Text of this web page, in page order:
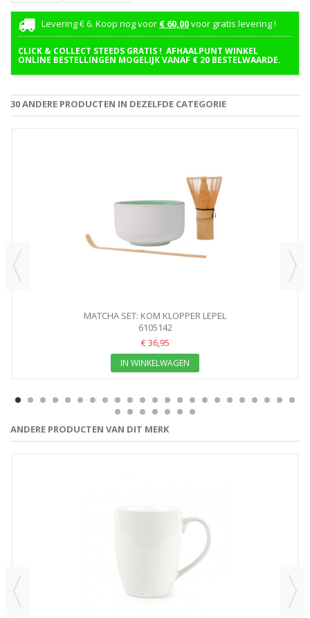
Levering € 6. Koop nog voor € 60,00voor gratis levering !
CLICK & COLLECT STEEDS GRATIS ! AFHAALPUNT WINKEL
ONLINE BESTELLINGEN MOGELIJK VANAF € 20 BESTELWAARDE.
30 ANDERE PRODUCTEN IN DEZELFDE CATEGORIE
MATCHA SET: KOM KLOPPER LEPEL
6105142
€ 36,95
IN WINKELWAGEN
ANDERE PRODUCTEN VAN DIT MERK